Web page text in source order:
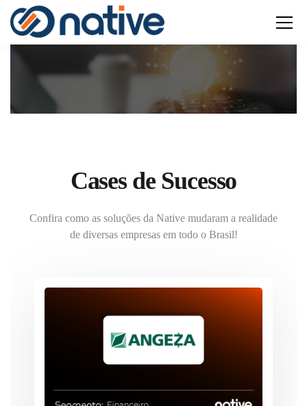
Cases de Sucesso
Confira como as soluções da Native mudaram a realidade
de diversas empresas em todo o Brasil!